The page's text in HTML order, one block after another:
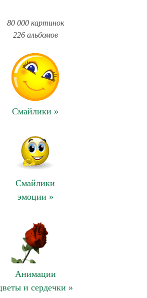
80 000 картинок
226 альбомов
Смайлики »
Смайлики
эмоции »
Анимации
и сердечки »